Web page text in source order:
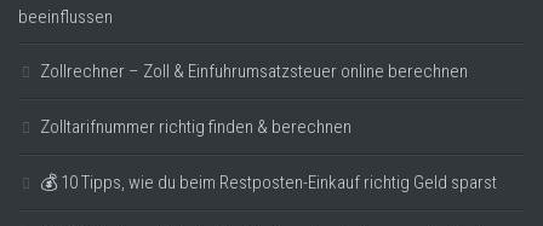
beeinflussen
Zollrechner – Zoll & Einfuhrumsatzsteuer online berechnen
Zolltarifnummer richtig finden & berechnen
💰 10 Tipps, wie du beim Restposten-Einkauf richtig Geld sparst